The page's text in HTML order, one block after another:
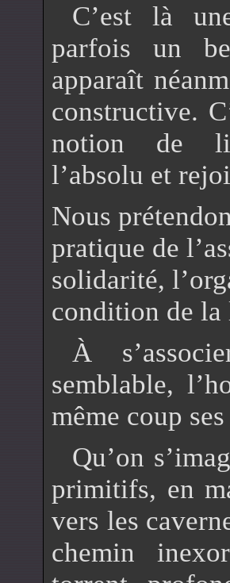
C’est là
parfois un
apparaît
constructive.
notion de
l’absolu et
Nous
pratique de
solidarité,
condition de
À
semblable,
même coup
Qu’on
primitifs, en
vers les
chemin